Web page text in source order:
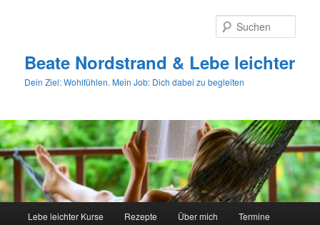
Beate Nordstrand & Lebe leichter
Dein Ziel: Wohlfühlen. Mein Job: Dich dabei zu begleiten
Lebe leichter Kurse Rezepte Über mich Termine